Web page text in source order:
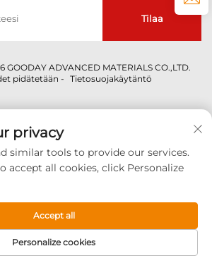
Tilaa
GOODAY ADVANCED MATERIALS CO.,LTD.
pidätetään - Tietosuojakäytäntö
privacy
similar tools to provide our services.
accept all cookies, click Personalize
Personalize cookies
Accept all